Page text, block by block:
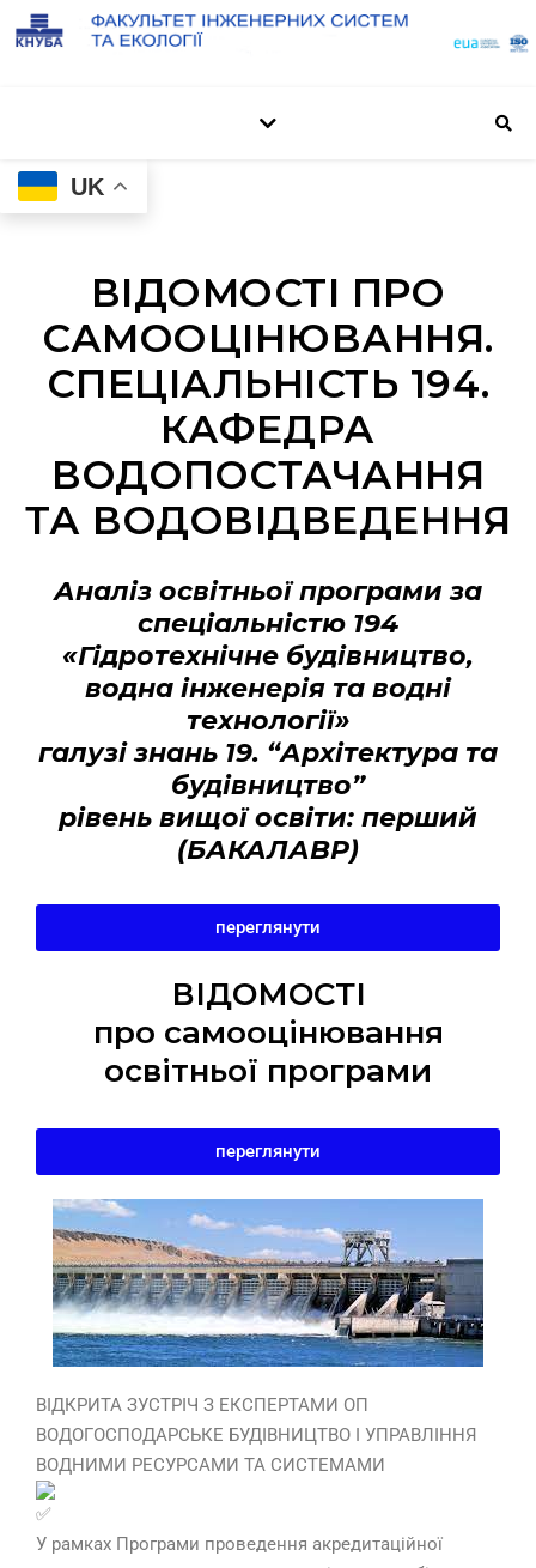
UK
ВІДОМОСТІ ПРО
САМООЦІНЮВАННЯ.
СПЕЦІАЛЬНІСТЬ 194.
КАФЕДРА
ВОДОПОСТАЧАННЯ
ТА ВОДОВІДВЕДЕННЯ
Аналіз освітньої програмиза
спеціальністю 194
«Гідротехнічне будівництво,
водна інженерія та водні
технології»
галузі знань 19. “Архітектура та
будівництво”
рівень вищої освіти: перший
(БАКАЛАВР)
переглянути
ВІДОМОСТІ
про самооцінювання
освітньої програми
переглянути
ВІДКРИТА ЗУСТРІЧ З ЕКСПЕРТАМИ ОП
ВОДОГОСПОДАРСЬКЕ БУДІВНИЦТВО І УПРАВЛІННЯ
ВОДНИМИ РЕСУРСАМИ ТА СИСТЕМАМИ
У рамках Програми проведення акредитаційної